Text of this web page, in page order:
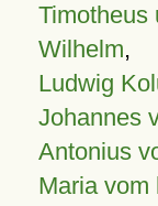
Timotheus
Wilhelm,
Ludwig
Johannes
Antonius
Maria vom